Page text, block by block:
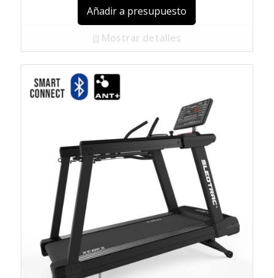
Añadir a presupuesto
Mostrar detalles